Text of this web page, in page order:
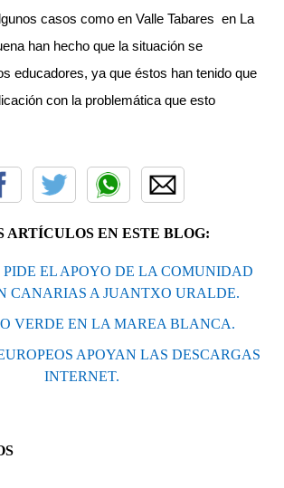
casos como en Valle Tabares en La
han hecho que la situación se
educadores, ya que éstos han tenido que
con la problemática que esto
ARTÍCULOS EN ESTE BLOG:
PIDE EL APOYO DE LA COMUNIDAD
CANARIAS A JUANTXO URALDE.
VERDE EN LA MAREA BLANCA.
APOYAN LAS DESCARGAS
INTERNET.